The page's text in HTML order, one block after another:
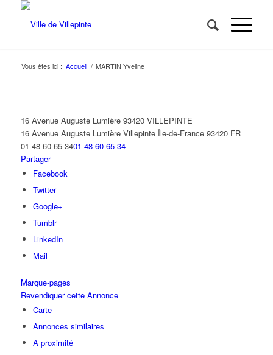
Vous êtes ici : Accueil / MARTIN Yveline
16 Avenue Auguste Lumière 93420 VILLEPINTE
16 Avenue Auguste Lumière Villepinte Île-de-France 93420 FR
01 48 60 65 3401 48 60 65 34
Partager
Facebook
Twitter
Google+
Tumblr
LinkedIn
Mail
Marque-pages
Revendiquer cette Annonce
Carte
Annonces similaires
A proximité